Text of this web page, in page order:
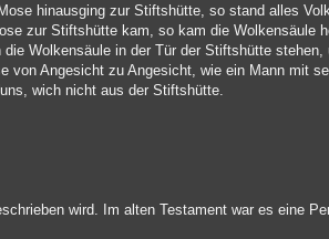
hinausging zur Stiftshütte, so stand alles
zur Stiftshütte kam, so kam die Wolkensäule
Wolkensäule in der Tür der Stiftshütte
von Angesicht zu Angesicht, wie ein Mann mit
wich nicht aus der Stiftshütte.
wird. Im alten Testament war es eine